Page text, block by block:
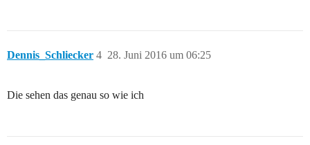
Dennis_Schliecker 28. Juni 2016 um 06:25
4
Die sehen das genau so wie ich